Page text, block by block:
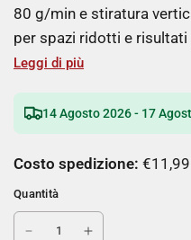
80 g/min e stiratura
per spazi ridotti e
Leggi di più
14 Agosto 2026 - 17
Costo spedizione: €11,99
Quantità